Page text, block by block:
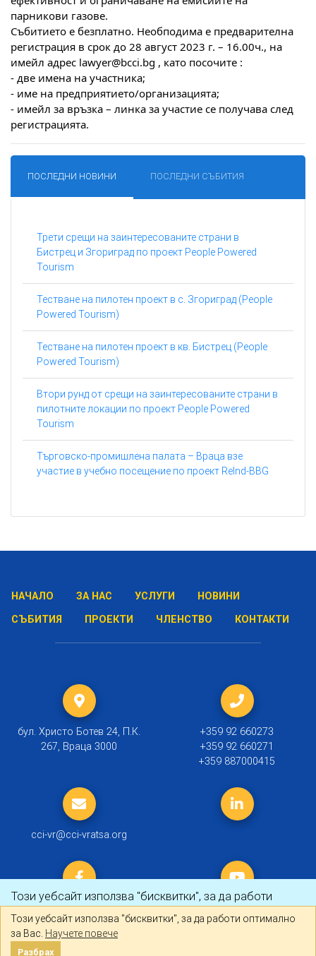
Този уебсайт използва "бисквитки", за да работи
оптимално за Вас.Научете повече
Разбрах
Този уебсайт използва "бисквитки", за да работи оптимално
за Вас. Научете повече
Разбрах
парникови газове.
Събитието е безплатно. Необподима е предварителна
регистрация в срок до 28 август 2023 г. – 16.00ч., на
имейл адрес lawyer@bcci.bg , като посочите :
- две имена на участника;
- име на предприятието/организацията;
- имейл за връзка – линка за участие се получава след
регистрацията.
ПОСЛЕДНИ НОВИНИ ПОСЛЕДНИ СЪБИТИЯ
Трети срещи на заинтересованите страни в
Бистрец и Згориград по проект People Powered
Tourism
Тестване на пилотен проект в с. Згориград (People
Powered Tourism)
Тестване на пилотен проект в кв. Бистрец (People
Powered Tourism)
Втори рунд от срещи на заинтересованите страни в
пилотните локации по проект People Powered
Tourism
Търговско-промишлена палата – Враца взе
участие в учебно посещение по проект ReInd-BBG
НАЧАЛО ЗА НАС УСЛУГИ
НОВИНИ
СЪБИТИЯ
ПРОЕКТИ ЧЛЕНСТВО КОНТАКТИ
бул. Христо Ботев 24, П.К.
267, Враца 3000
+359 92 660273
+359 92 660271
+359 887000415
cci-vr@cci-vratsa.org
© 2019 ТПП Враца |Политика за личните данни